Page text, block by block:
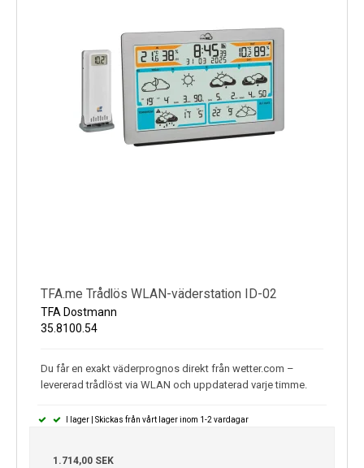
TFA.me Trådlös WLAN-väderstation ID-02
TFA Dostmann
35.8100.54
Du får en exakt väderprognos direkt från wetter.com –
levererad trådlöst via WLAN och uppdaterad varje timme.
I lager | Skickas från vårt lager inom 1-2 vardagar
1.714,00 SEK